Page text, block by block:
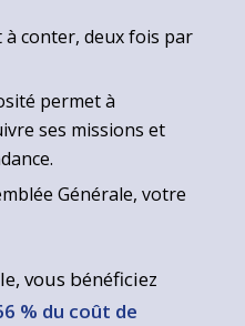
à conter, deux fois par
permet à
ses missions et
Générale, votre
vous bénéficiez
% du coût de